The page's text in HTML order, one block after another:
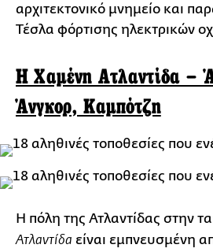
αρχιτεκτονικό μνημείο και
Τέσλα φόρτισης ηλεκτρικών
Η Χαμένη Ατλαντίδα –
Άνγκορ, Καμπότζη
Η πόλη της Ατλαντίδας στην
Ατλαντίδα είναι εμπνευσμένη